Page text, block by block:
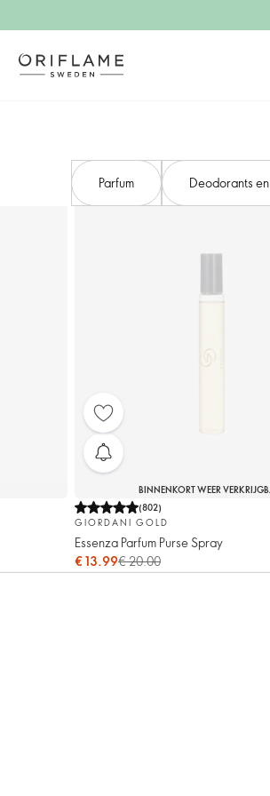
Parfum Deodorants
BINNENKORT WEER
(802)
GIORDANI GOLD
Essenza Parfum Purse Spray
€ 13.99€ 20.00